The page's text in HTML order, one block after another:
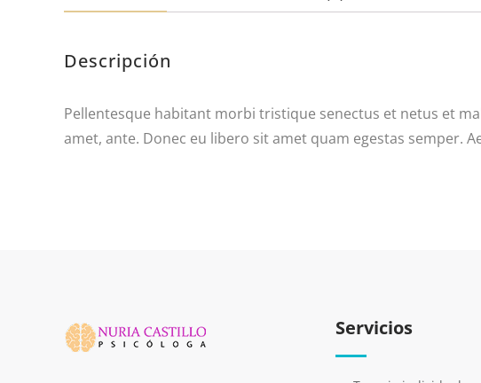
Descripción
Pellentesque habitant morbi tristique senectus et netus et
amet, ante. Donec eu libero sit amet quam egestas semper.
Servicios